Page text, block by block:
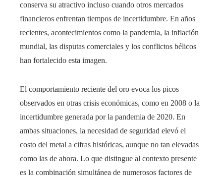
conserva su atractivo incluso cuando otros mercados
financieros enfrentan tiempos de incertidumbre. En años
recientes, acontecimientos como la pandemia, la inflación
mundial, las disputas comerciales y los conflictos bélicos
han fortalecido esta imagen.
El comportamiento reciente del oro evoca los picos
observados en otras crisis económicas, como en 2008 o la
incertidumbre generada por la pandemia de 2020. En
ambas situaciones, la necesidad de seguridad elevó el
costo del metal a cifras históricas, aunque no tan elevadas
como las de ahora. Lo que distingue al contexto presente
es la combinación simultánea de numerosos factores de